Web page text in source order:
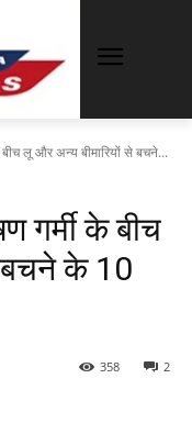
लू और अन्य बीमारियों से बचने...
गर्मी के बीच
बचने के 10
2
358